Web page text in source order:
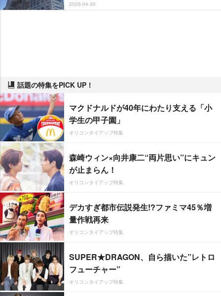
2026-04-30
話題の特集をPICK UP！
マクドナルドが40年にわたり支える「小
学生の甲子園」
オリコンタイアップ特集
森崎ウィン×向井康二“両片思い”にキュン
が止まらん！
オリコンタイアップ特集
デカすぎ都市伝説発生!?ファミマ45％増
量作戦再来
オリコンタイアップ特集
SUPER★DRAGON、自ら描いた”レトロ
フューチャー”
オリコンタイアップ特集